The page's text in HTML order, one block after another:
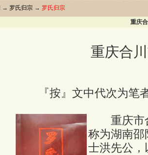
→ 罗氏归宗 → 罗氏归宗
重庆
重庆合
『按』文中代次为笔者
重庆市合
称为湖南邵
士洪先公，